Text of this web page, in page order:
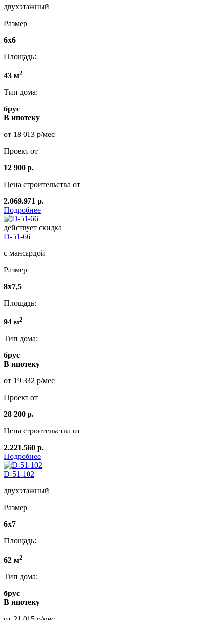
двухэтажный
Размер:
6x6
Площадь:
43 м2
Тип дома:
брус
В ипотеку
от 18 013 р/мес
Проект от
12 900 р.
Цена строительства от
2.069.971 р.
Подробнее
действует скидка
D-51-66
с мансардой
Размер:
8x7,5
Площадь:
94 м2
Тип дома:
брус
В ипотеку
от 19 332 р/мес
Проект от
28 200 р.
Цена строительства от
2.221.560 р.
Подробнее
D-51-102
двухэтажный
Размер:
6x7
Площадь:
62 м2
Тип дома:
брус
В ипотеку